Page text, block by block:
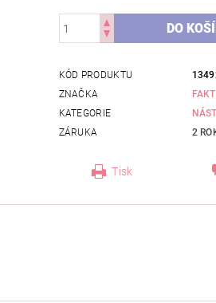
KÓD PRODUKTU
ZNAČKA
KATEGORIE
ZÁRUKA
2
Tisk